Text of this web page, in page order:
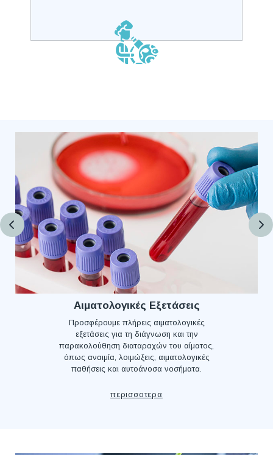
Αιματολογικές Εξετάσεις
Προσφέρουμε πλήρεις αιματολογικές
εξετάσεις για τη διάγνωση και την
παρακολούθηση διαταραχών του αίματος,
όπως αναιμία, λοιμώξεις, αιματολογικές
παθήσεις και αυτοάνοσα νοσήματα.
περισσοτερα